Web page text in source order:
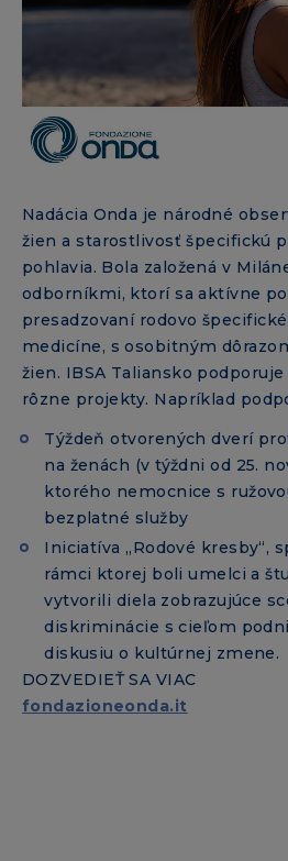
Nadácia Onda je národné
žien a starostlivosť špecifickú
pohlavia. Bola založená v
odborníkmi, ktorí sa aktívne
presadzovaní rodovo
medicíne, s osobitným
žien. IBSA Taliansko podporuje
rôzne projekty. Napríklad
Týždeň otvorených dverí
na ženách (v týždni od 25.
ktorého nemocnice s
bezplatné služby
Iniciatíva „Rodové kresby“,
rámci ktorej boli umelci a
vytvorili diela zobrazujúce
diskriminácie s cieľom
diskusiu o kultúrnej zmene.
DOZVEDIEŤ SA VIAC
fondazioneonda.it